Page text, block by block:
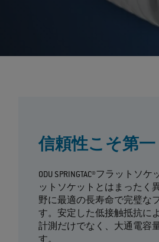
信頼性こそ第一
ODU SPRINGTAC®フラットソ
ットソケットとはまったく
野に最適の長寿命で完璧な
す。安定した低接触抵抗に
計測だけでなく、大通電容
す。